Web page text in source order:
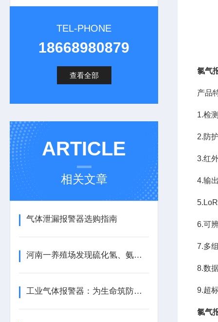
TEL-PHONE
18668980879
查看全部
ARTICLE
相关文章
气体泄漏报警器选购指南
河南一养殖场发现硫化氢、氨气等有毒气体含量超标
工业气体报警器：为生命筑防线，为生产保安全
氯气
产品
1.检
2.防
3.红
4.输
6.可
7.多
8.数
9.超
氯气